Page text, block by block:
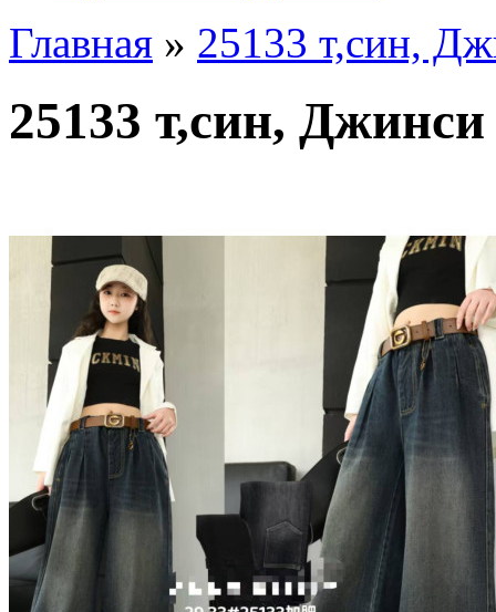
Главная » 25133 т,син,
25133 т,син, Джинси